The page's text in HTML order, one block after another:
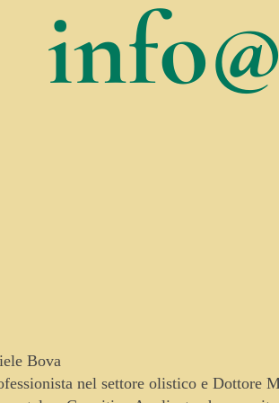
Bova
nel settore olistico e Dottore